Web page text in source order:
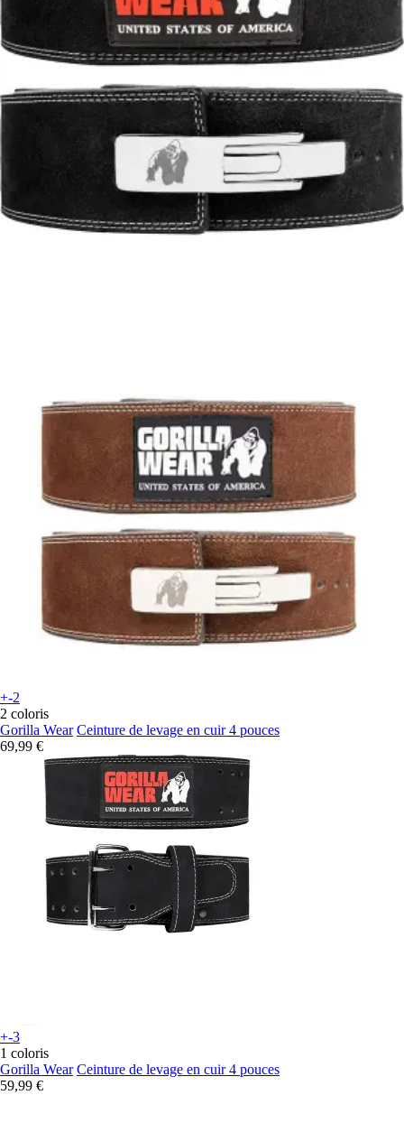
+-2
2 coloris
Gorilla Wear Ceinture de levage en cuir 4 pouces
69,99 €
+-3
1 coloris
Gorilla Wear Ceinture de levage en cuir 4 pouces
59,99 €